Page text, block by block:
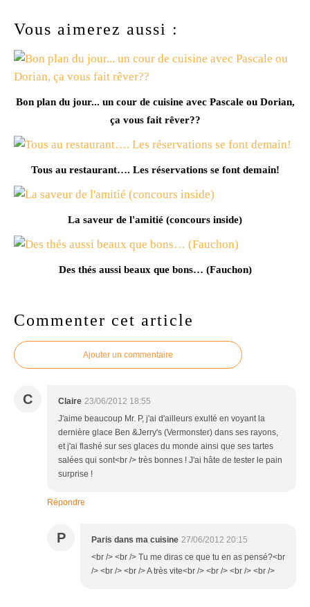
Vous aimerez aussi :
Bon plan du jour... un cour de cuisine avec Pascale ou Dorian,
ça vous fait rêver??
Tous au restaurant…. Les réservations se font demain!
La saveur de l'amitié (concours inside)
Des thés aussi beaux que bons… (Fauchon)
Commenter cet article
Ajouter un commentaire
C Claire 23/06/2012 18:55
J'aime beaucoup Mr. P, j'ai d'ailleurs exulté en voyant la
dernière glace Ben &Jerry's (Vermonster) dans ses rayons,
et j'ai flashé sur ses glaces du monde ainsi que ses tartes
salées qui sont<br /> très bonnes ! J'ai hâte de tester le pain
surprise !
Répondre
P Paris dans ma cuisine 27/06/2012 20:15
<br /> <br /> Tu me diras ce que tu en as pensé?<br
/> <br /> <br /> A très vite<br /> <br /> <br /> <br />